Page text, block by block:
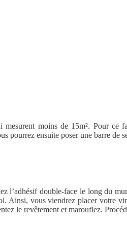
moins de 15m². Pour ce
pourrez ensuite poser une barre de
l’adhésif double-face le long du
vous viendrez placer votre
le revêtement et marouflez.